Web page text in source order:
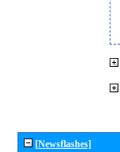
[Newsflashes]